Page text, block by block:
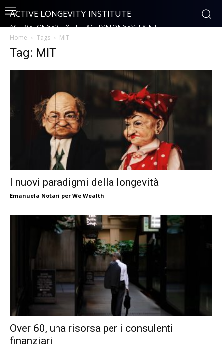
ACTIVE LONGEVITY INSTITUTE
ACTIVELONGEVITY.IT | ACTIVELONGEVITY.EU
Home Tags MIT
Tag: MIT
I nuovi paradigmi della longevità
Emanuela Notari per We Wealth
Over 60, una risorsa per i consulenti
finanziari